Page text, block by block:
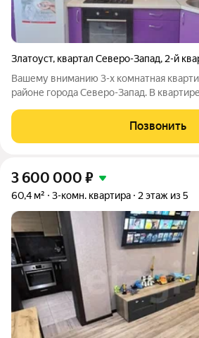
Златоуст, квартал Северо-Запад, 2-й
Вашему вниманию 3-х комнатная
районе города Северо-Запад. В
кафеле. Во всех комнатах установлены
имеется 2 балкона, застеклены
Позвонить
3 600 000 ₽
60,4 м² 3-комн. квартира 2 этаж из 5